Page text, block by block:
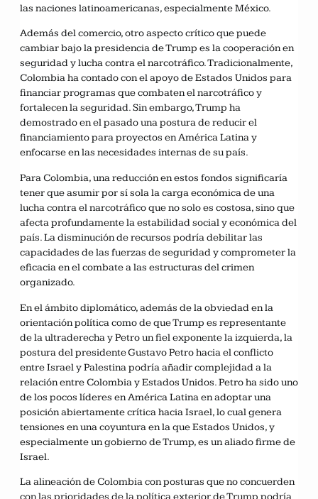
las naciones latinoamericanas, especialmente México.
Además del comercio, otro aspecto crítico que puede
cambiar bajo la presidencia de Trump es la cooperación en
seguridad y lucha contra el narcotráfico. Tradicionalmente,
Colombia ha contado con el apoyo de Estados Unidos para
financiar programas que combaten el narcotráfico y
fortalecen la seguridad. Sin embargo, Trump ha
demostrado en el pasado una postura de reducir el
financiamiento para proyectos en América Latina y
enfocarse en las necesidades internas de su país.
Para Colombia, una reducción en estos fondos significaría
tener que asumir por sí sola la carga económica de una
lucha contra el narcotráfico que no solo es costosa, sino que
afecta profundamente la estabilidad social y económica del
país. La disminución de recursos podría debilitar las
capacidades de las fuerzas de seguridad y comprometer la
eficacia en el combate a las estructuras del crimen
organizado.
En el ámbito diplomático, además de la obviedad en la
orientación política como de que Trump es representante
de la ultraderecha y Petro un fiel exponente la izquierda, la
postura del presidente Gustavo Petro hacia el conflicto
entre Israel y Palestina podría añadir complejidad a la
relación entre Colombia y Estados Unidos. Petro ha sido uno
de los pocos líderes en América Latina en adoptar una
posición abiertamente crítica hacia Israel, lo cual genera
tensiones en una coyuntura en la que Estados Unidos, y
especialmente un gobierno de Trump, es un aliado firme de
Israel.
La alineación de Colombia con posturas que no concuerden